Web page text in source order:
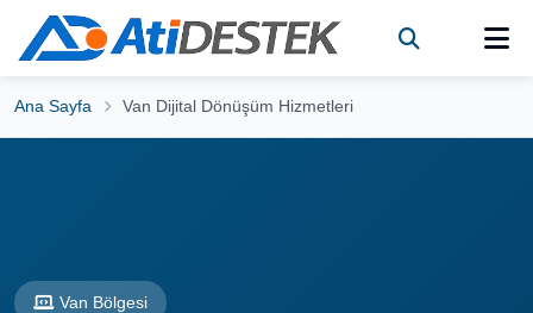
Ana Sayfa Van Dijital Dönüşüm Hizmetleri
Van Bölgesi